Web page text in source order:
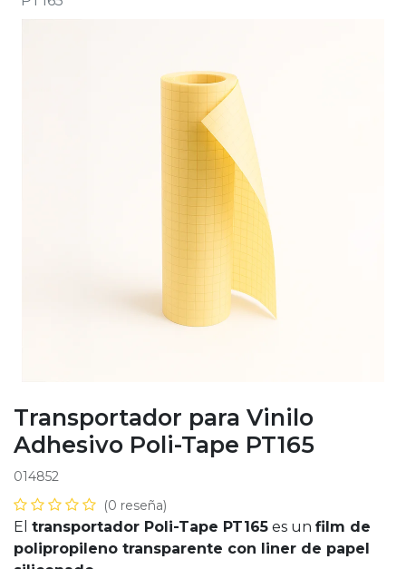
Transportador para Vinilo
Adhesivo Poli-Tape PT165
014852
(0 reseña)
El transportador Poli-Tape PT165 es un film de
polipropileno transparente con liner de papel